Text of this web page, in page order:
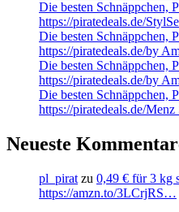
Die besten Schnäppchen,
https://piratedeals.de/
Die besten Schnäppchen,
https://piratedeals.de/by
Die besten Schnäppchen,
https://piratedeals.de/by
Die besten Schnäppchen,
https://piratedeals.de/
Neueste
pl_pirat zu 0,49 € für 3 kg
https://amzn.to/3LCrjRS…